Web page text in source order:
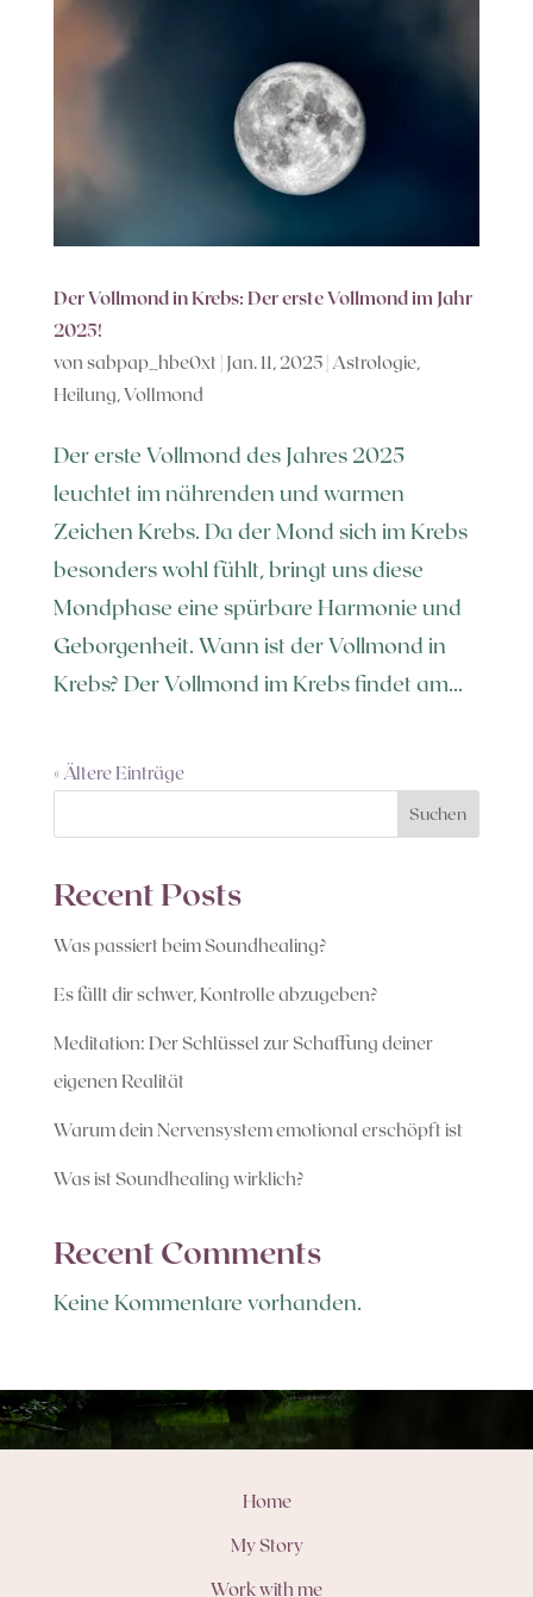
Der Vollmond in Krebs: Der erste Vollmond im Jahr
2025!
von sabpap_hbe0xt | Jan. 11, 2025| Astrologie,
Heilung,Vollmond
Der erste Vollmond des Jahres 2025
leuchtet im nährenden und warmen
Zeichen Krebs. Da der Mond sich im Krebs
besonders wohl fühlt, bringt uns diese
Mondphase eine spürbare Harmonie und
Geborgenheit. Wann ist der Vollmond in
Krebs? Der Vollmond im Krebs findet am...
« Ältere Einträge
Suchen
Recent Posts
Was passiert beim Soundhealing?
Es fällt dir schwer, Kontrolle abzugeben?
Meditation: Der Schlüssel zur Schaffung deiner
eigenen Realität
Warum dein Nervensystem emotional erschöpft ist
Was ist Soundhealing wirklich?
Recent Comments
Keine Kommentare vorhanden.
Home
My Story
Work with me